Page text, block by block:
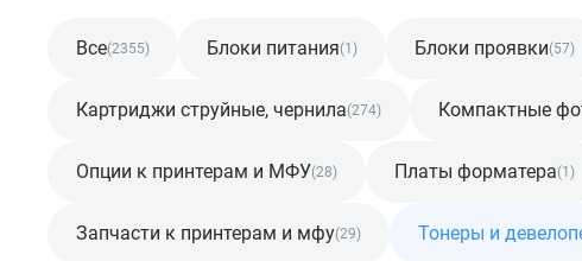
Все(2355) Блоки питания(1) Блоки проявки(57)
Картриджи струйные, чернила(274) Компактные
Опции к принтерам и МФУ(28) Платы форматера(1)
Запчасти к принтерам и мфу(29) Тонеры и